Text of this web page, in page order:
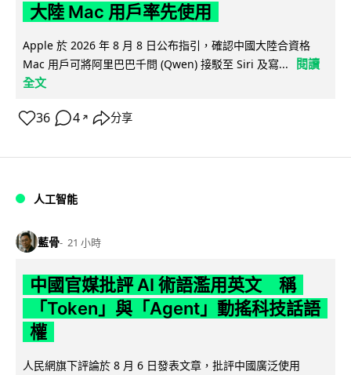
大陸 Mac 用戶率先使用
Apple 於 2026 年 8 月 8 日公布指引，確認中國大陸合資格
Mac 用戶可將阿里巴巴千問 (Qwen) 接駁至 Siri 及寫...
閱讀
全文
36 4 ↗ 分享
人工智能
藍骨 21 小時
中國官媒批評 AI 術語濫用英文 稱
「Token」與「Agent」動搖科技話語
權
人民網旗下評論於 8 月 6 日發表文章，批評中國廣泛使用